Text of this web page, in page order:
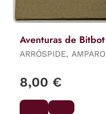
Aventuras de Bitbot
ARRÓSPIDE, AMPARO
8,00 €